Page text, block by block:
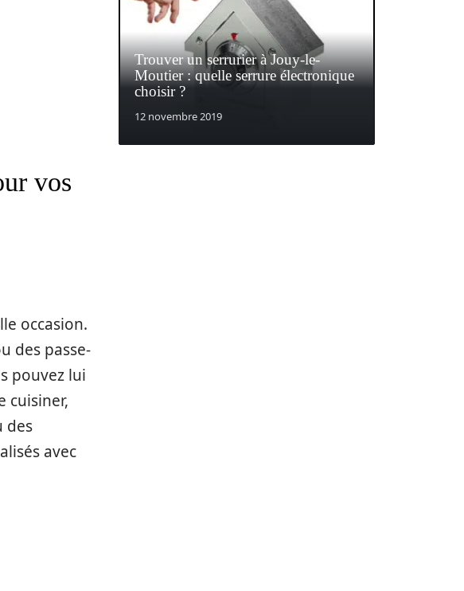
vos
occasion.
des passe-
pouvez lui
cuisiner,
des
avec
Trouver un serrurier à Jouy-le-
Moutier : quelle serrure électronique
choisir ?
12 novembre 2019